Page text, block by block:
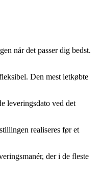
når det passer dig bedst.
Den mest letkøbte
leveringsdato ved det
realiseres før et
der i de fleste